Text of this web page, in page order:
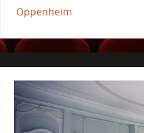
Oppenheim